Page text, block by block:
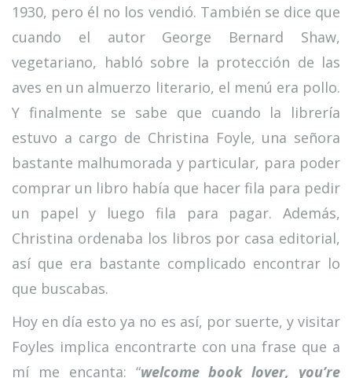
1930, pero él no los vendió. También se dice que
cuando el autor George Bernard Shaw,
vegetariano, habló sobre la protección de las
aves en un almuerzo literario, el menú era pollo.
Y finalmente se sabe que cuando la librería
estuvo a cargo de Christina Foyle, una señora
bastante malhumorada y particular, para poder
comprar un libro había que hacer fila para pedir
un papel y luego fila para pagar. Además,
Christina ordenaba los libros por casa editorial,
así que era bastante complicado encontrar lo
que buscabas.
Hoy en día esto ya no es así, por suerte, y visitar
Foyles implica encontrarte con una frase que a
mí me encanta: “welcome book lover, you’re